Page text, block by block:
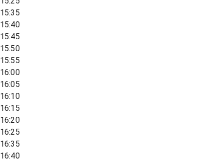
15:35
15:40
15:45
15:50
15:55
16:00
16:05
16:10
16:15
16:20
16:25
16:35
16:40